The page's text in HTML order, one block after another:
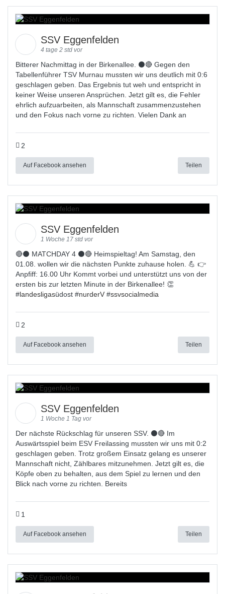
SSV Eggenfelden
4 tage 2 std vor
Bitterer Nachmittag in der Birkenallee. ⚫🔴 Gegen den
Tabellenführer TSV Murnau mussten wir uns deutlich mit 0:6
geschlagen geben. Das Ergebnis tut weh und entspricht in
keiner Weise unseren Ansprüchen. Jetzt gilt es, die Fehler
ehrlich aufzuarbeiten, als Mannschaft zusammenzustehen
und den Fokus nach vorne zu richten. Vielen Dank an
2
Auf Facebook ansehen Teilen
SSV Eggenfelden
1 Woche 17 std vor
🔴⚫ MATCHDAY 4 ⚫🔴 Heimspieltag! Am Samstag, den
01.08. wollen wir die nächsten Punkte zuhause holen. 💪 👉
Anpfiff: 16.00 Uhr Kommt vorbei und unterstützt uns von der
ersten bis zur letzten Minute in der Birkenallee! 👏
#landesligasüdost #nurderV #ssvsocialmedia
2
Auf Facebook ansehen Teilen
SSV Eggenfelden
1 Woche 1 Tag vor
Der nächste Rückschlag für unseren SSV. ⚫🔴 Im
Auswärtsspiel beim ESV Freilassing mussten wir uns mit 0:2
geschlagen geben. Trotz großem Einsatz gelang es unserer
Mannschaft nicht, Zählbares mitzunehmen. Jetzt gilt es, die
Köpfe oben zu behalten, aus dem Spiel zu lernen und den
Blick nach vorne zu richten. Bereits
1
Auf Facebook ansehen Teilen